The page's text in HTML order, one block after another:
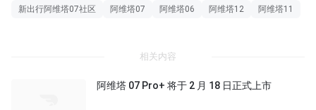
新出行阿维塔07社区 阿维塔07 阿维塔06 阿维塔12 阿维塔11
相关内容
阿维塔 07 Pro+ 将于 2 月 18 日正式上市